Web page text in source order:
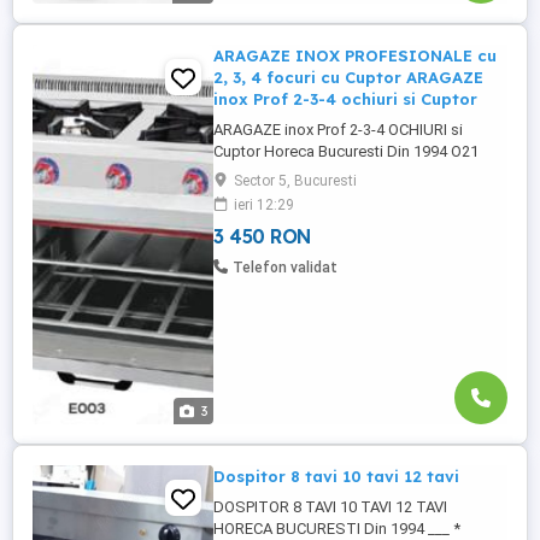
3
ARAGAZE INOX PROFESIONALE cu
2, 3, 4 focuri cu Cuptor ARAGAZE
inox Prof 2-3-4 ochiuri si Cuptor
ARAGAZE inox Prof 2-3-4 OCHIURI si
Cuptor Horeca Bucuresti Din 1994 O21
41O 9O93 Vanzari: - Contact FABRICA *
Oferta SPECIALA Horeca Bucuresti *
ARAGAZE Inox Profesionale cu Cuptor
Iunie-Iulie 2024 1* SHOWROOM - Horeca
Bucuresti Bdl. Eroii Sanitari Nr. 59
Sector 5, Bucuresti
ieri 12:29
3 450 RON
Telefon validat
Dospitor 8 tavi 10 tavi 12 tavi
DOSPITOR 8 TAVI 10 TAVI 12 TAVI
HORECA BUCURESTI Din 1994 ___ *